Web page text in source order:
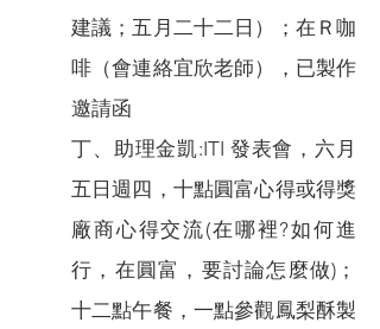
建議；五月二十二日）；在Ｒ咖
啡（會連絡宜欣老師），已製作
邀請函
丁、助理金凱:ITI 發表會，六月
五日週四，十點圓富心得或得獎
廠商心得交流(在哪裡?如何進
行，在圓富，要討論怎麼做)；
十二點午餐，一點參觀鳳梨酥製